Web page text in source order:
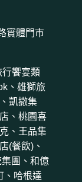
實體門市
饗宴類
、雄獅旅
凱撒集
、桃園喜
、王品集
(餐飲)、
團、和億
、哈根達